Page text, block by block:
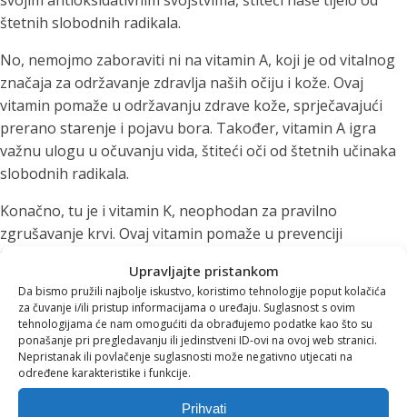
Upravljajte pristankom
Da bismo pružili najbolje iskustvo, koristimo tehnologije poput kolačića
za čuvanje i/ili pristup informacijama o uređaju. Suglasnost s ovim
tehnologijama će nam omogućiti da obrađujemo podatke kao što su
ponašanje pri pregledavanju ili jedinstveni ID-ovi na ovoj web stranici.
Nepristanak ili povlačenje suglasnosti može negativno utjecati na
određene karakteristike i funkcije.
Prihvati
štetnih slobodnih radikala.
No, nemojmo zaboraviti ni na vitamin A, koji je od vitalnog
značaja za održavanje zdravlja naših očiju i kože. Ovaj
vitamin pomaže u održavanju zdrave kože, sprječavajući
prerano starenje i pojavu bora. Također, vitamin A igra
važnu ulogu u očuvanju vida, štiteći oči od štetnih učinaka
slobodnih radikala.
Konačno, tu je i vitamin K, neophodan za pravilno
zgrušavanje krvi. Ovaj vitamin pomaže u prevenciji
krvarenja i igra ključnu ulogu u procesu zarastanja rana.
Osim toga, vitamin K može doprinijeti zdravlju kostiju,
smanjujući rizik od osteoporoze. Ukratko, dolazak jeseni
donosi nove izazove našem zdravlju, ali pravilnim unosom
vitamina možemo se uspješno oduprijeti i najtežim
preprekama. Zato ne zaboravite na svoju dnevnu dozu
vitamina C, A i K!